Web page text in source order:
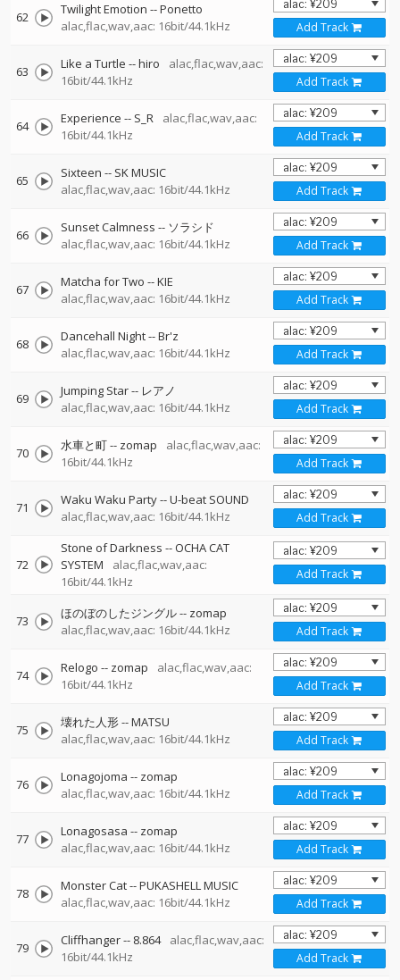
62 Twilight Emotion --Ponetto
alac,flac,wav,aac: 16bit/44.1kHz
Add Track
63 Like a Turtle --hiro
alac,flac,wav,aac:
16bit/44.1kHz
Add Track
64 Experience -- S_R
alac,flac,wav,aac:
16bit/44.1kHz
Add Track
65 Sixteen -- SK MUSIC
alac,flac,wav,aac: 16bit/44.1kHz
Add Track
66 Sunset Calmness -- ソラシド
alac,flac,wav,aac: 16bit/44.1kHz
Add Track
67 Matcha for Two --KIE
alac,flac,wav,aac: 16bit/44.1kHz
Add Track
68 Dancehall Night--Br'z
alac,flac,wav,aac: 16bit/44.1kHz
Add Track
69 Jumping Star-- レアノ
alac,flac,wav,aac: 16bit/44.1kHz
Add Track
70 水車と町-- zomap
alac,flac,wav,aac:
16bit/44.1kHz
Add Track
71 Waku Waku Party--U-beat SOUND
alac,flac,wav,aac: 16bit/44.1kHz
Add Track
72
Stone of Darkness --OCHA CAT
SYSTEM
alac,flac,wav,aac:
16bit/44.1kHz
Add Track
73 ほのぼのしたジングル-- zomap
alac,flac,wav,aac: 16bit/44.1kHz
Add Track
74 Relogo -- zomap
alac,flac,wav,aac:
16bit/44.1kHz
Add Track
75 壊れた人形--MATSU
alac,flac,wav,aac: 16bit/44.1kHz
Add Track
76 Lonagojoma -- zomap
alac,flac,wav,aac: 16bit/44.1kHz
Add Track
77 Lonagosasa -- zomap
alac,flac,wav,aac: 16bit/44.1kHz
Add Track
78 Monster Cat--PUKASHELL MUSIC
alac,flac,wav,aac: 16bit/44.1kHz
Add Track
79 Cliffhanger-- 8.864
alac,flac,wav,aac:
16bit/44.1kHz
Add Track